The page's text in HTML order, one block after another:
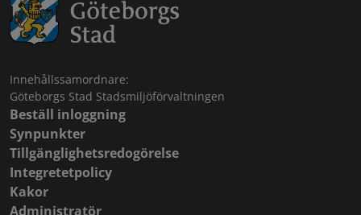
Innehållssamordnare:
Göteborgs Stad Stadsmiljöförvaltningen
Beställ inloggning
Synpunkter
Tillgänglighetsredogörelse
Integretetpolicy
Kakor
Administratör